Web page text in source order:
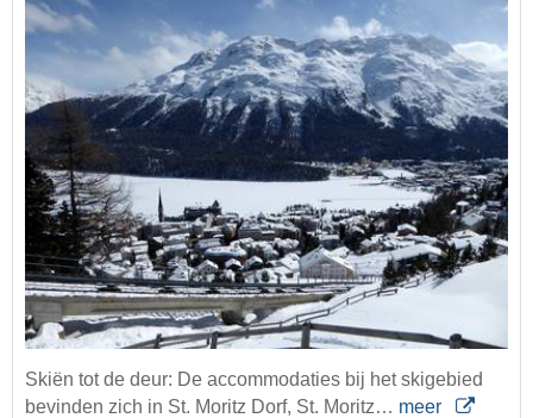
Skiën tot de deur: De accommodaties bij het skigebied
bevinden zich in St. Moritz Dorf, St. Moritz… meer